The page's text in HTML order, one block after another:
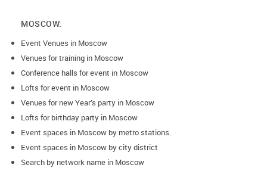
MOSCOW:
Event Venues in Moscow
Venues for training in Moscow
Conference halls for event in Moscow
Lofts for event in Moscow
Venues for new Year’s party in Moscow
Lofts for birthday party in Moscow
Event spaces in Moscow by metro stations.
Event spaces in Moscow by city district
Search by network name in Moscow